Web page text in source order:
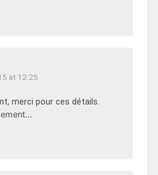
at 12:25
merci pour ces détails.